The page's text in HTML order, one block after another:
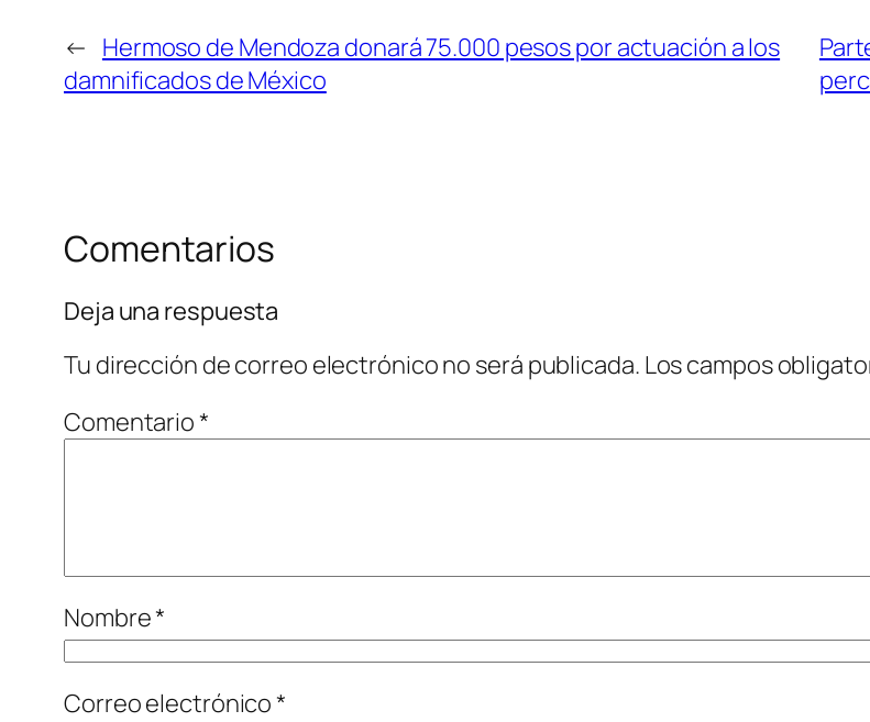
← Hermoso de Mendoza donará 75.000 pesos por actuación a los
damnificados de México
Comentarios
Deja una respuesta
Tu dirección de correo electrónico no será publicada. Los campos
Comentario*
Nombre*
Correo electrónico*